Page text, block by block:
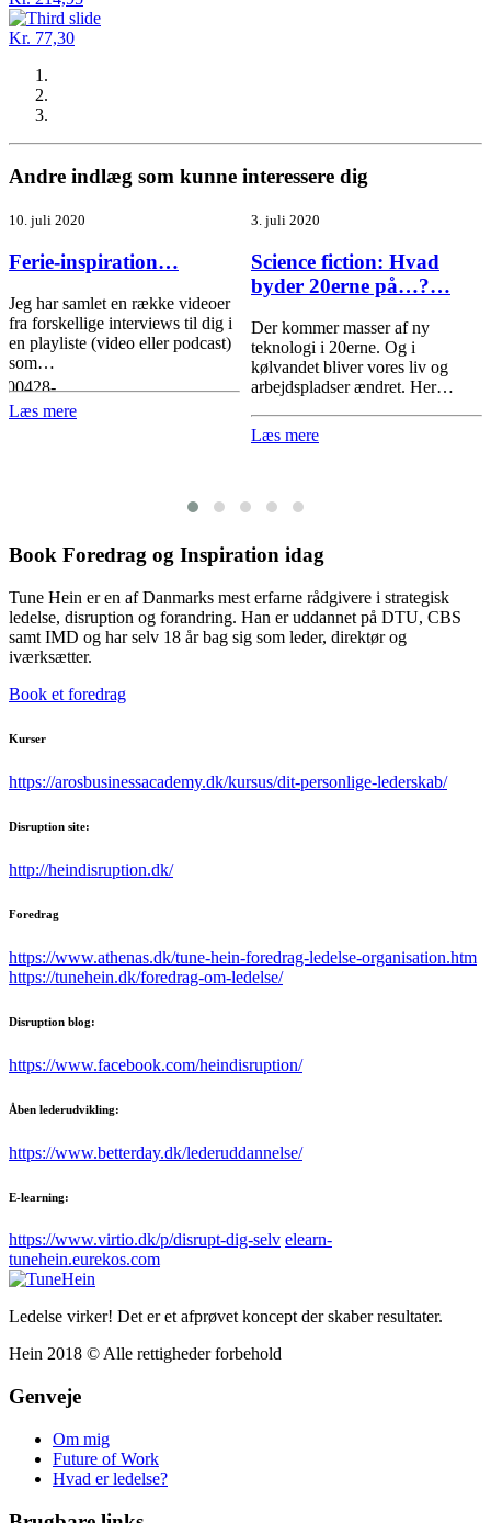
Kr. 77,30
Andre indlæg som kunne interessere dig
10. juli 2020
Ferie-inspiration…
Jeg har samlet en række videoer
fra forskellige interviews til dig i
en playliste (video eller podcast)
som…
Læs mere
3. juli 2020
Science fiction: Hvad
byder 20erne på…?…
Der kommer masser af ny
teknologi i 20erne. Og i
kølvandet bliver vores liv og
arbejdspladser ændret. Her…
Læs mere
Book Foredrag og Inspiration idag
Tune Hein er en af Danmarks mest erfarne rådgivere i strategisk
ledelse, disruption og forandring. Han er uddannet på DTU, CBS
samt IMD og har selv 18 år bag sig som leder, direktør og
iværksætter.
Book et foredrag
Kurser
https://arosbusinessacademy.dk/kursus/dit-personlige-lederskab/
Disruption site:
http://heindisruption.dk/
Foredrag
https://www.athenas.dk/tune-hein-foredrag-ledelse-organisation.htm
https://tunehein.dk/foredrag-om-ledelse/
Disruption blog:
https://www.facebook.com/heindisruption/
Åben lederudvikling:
https://www.betterday.dk/lederuddannelse/
E-learning:
https://www.virtio.dk/p/disrupt-dig-selv elearn-
tunehein.eurekos.com
Ledelse virker! Det er et afprøvet koncept der skaber resultater.
Hein 2018 © Alle rettigheder forbehold
Genveje
Om mig
Future of Work
Hvad er ledelse?